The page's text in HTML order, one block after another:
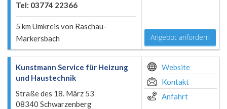
Tel: 03774 22366
5 km Umkreis von Raschau-
Markersbach
Angebot anfordern
Kunstmann Service für Heizung
und Haustechnik
Straße des 18. März 53
08340 Schwarzenberg
Website
Kontakt
Anfahrt